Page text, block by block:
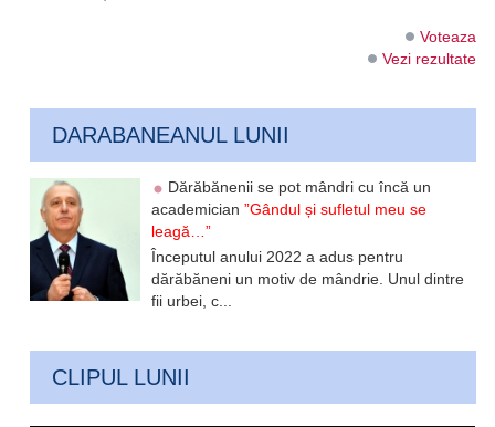
Voteaza
Vezi rezultate
DARABANEANUL LUNII
Dărăbănenii se pot mândri cu încă un
academician”Gândul și sufletul meu se
leagă…”
Începutul anului 2022 a adus pentru
dărăbăneni un motiv de mândrie. Unul dintre
fii urbei, c...
CLIPUL LUNII